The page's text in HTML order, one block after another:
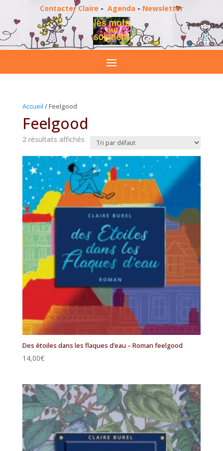
Contacter Claire - Agenda - Newsletter
Accueil / Feelgood
Feelgood
2 résultats affichés
Des étoiles dans les flaques d’eau – Roman feelgood
14,00€